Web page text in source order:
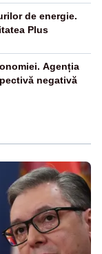
de energie.
Plus
Agenția
negativă